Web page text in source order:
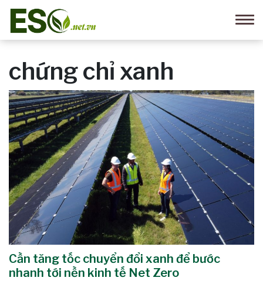
chứng chỉ xanh
Cần tăng tốc chuyển đổi xanh để bước
nhanh tới nền kinh tế Net Zero